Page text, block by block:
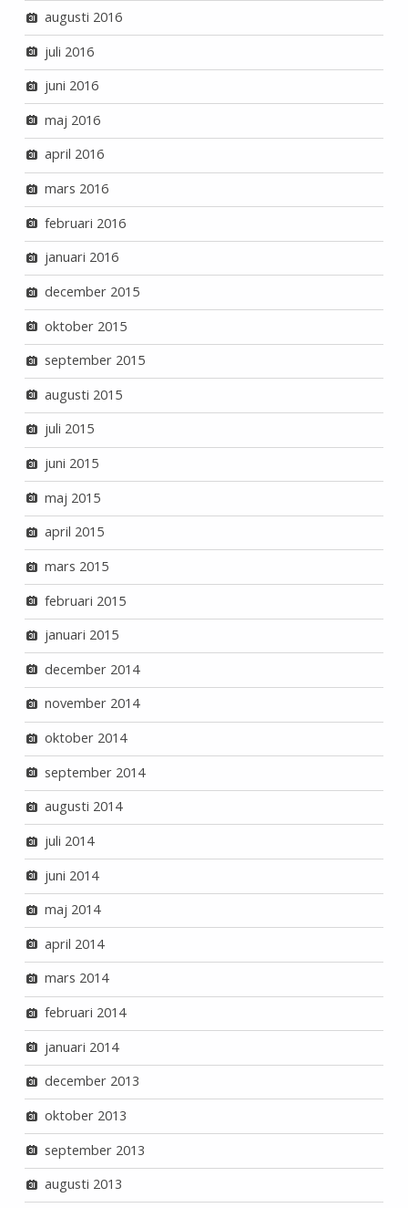
augusti 2016
juli 2016
juni 2016
maj 2016
april 2016
mars 2016
februari 2016
januari 2016
december 2015
oktober 2015
september 2015
augusti 2015
juli 2015
juni 2015
maj 2015
april 2015
mars 2015
februari 2015
januari 2015
december 2014
november 2014
oktober 2014
september 2014
augusti 2014
juli 2014
juni 2014
maj 2014
april 2014
mars 2014
februari 2014
januari 2014
december 2013
oktober 2013
september 2013
augusti 2013